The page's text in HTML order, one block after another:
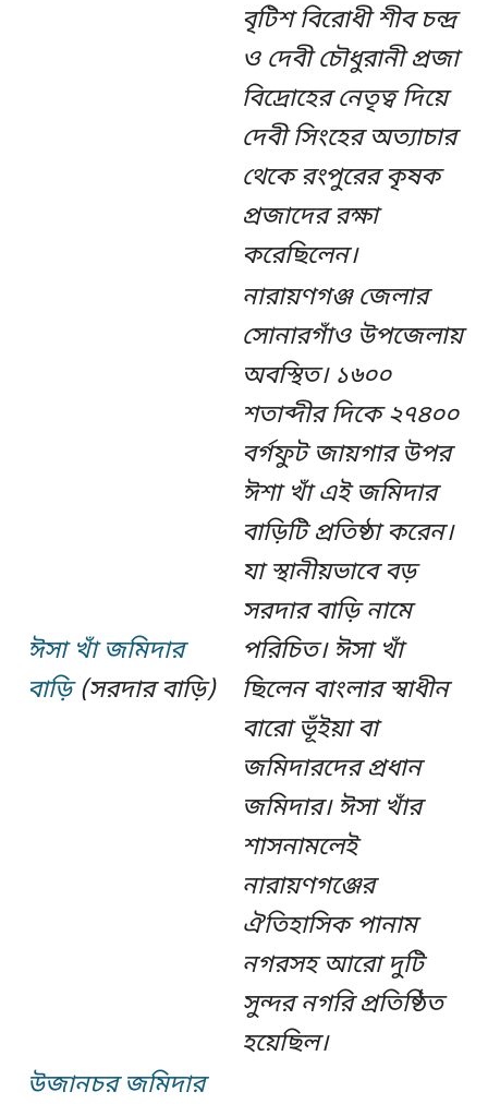
বৃটিশ বিরোধী শীব চন্দ্র
ও দেবী চৌধুরানী প্রজা
বিদ্রোহের নেতৃত্ব দিয়ে
দেবী সিংহের অত্যাচার
থেকে রংপুরের কৃষক
প্রজাদের রক্ষা
করেছিলেন।
ঈসা খাঁ জমিদার
বাড়ি(সরদার বাড়ি)
নারায়ণগঞ্জ জেলার
সোনারগাঁও উপজেলায়
অবস্থিত। ১৬০০
শতাব্দীর দিকে ২৭৪০০
বর্গফুট জায়গার উপর
ঈশা খাঁ এই জমিদার
বাড়িটি প্রতিষ্ঠা করেন।
যা স্থানীয়ভাবে বড়
সরদার বাড়ি নামে
পরিচিত। ঈসা খাঁ
ছিলেন বাংলার স্বাধীন
বারো ভূঁইয়া বা
জমিদারদের প্রধান
জমিদার। ঈসা খাঁর
শাসনামলেই
নারায়ণগঞ্জের
ঐতিহাসিক পানাম
নগরসহ আরো দুটি
সুন্দর নগরি প্রতিষ্ঠিত
হয়েছিল।
উজানচর জমিদার